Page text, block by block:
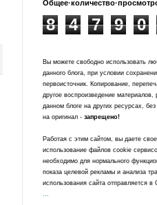
8 4 7 9 0
Вы можете свободно использовать
данного блога, при условии
первоисточник. Копирование,
другое воспроизведение
данном блоге на других ресурсах,
на оригинал - запрещено!
Работая с этим сайтом, вы даете
использование файлов cookie
необходимо для нормального
показа целевой рекламы и анализа
использования сайта отправляется в
...